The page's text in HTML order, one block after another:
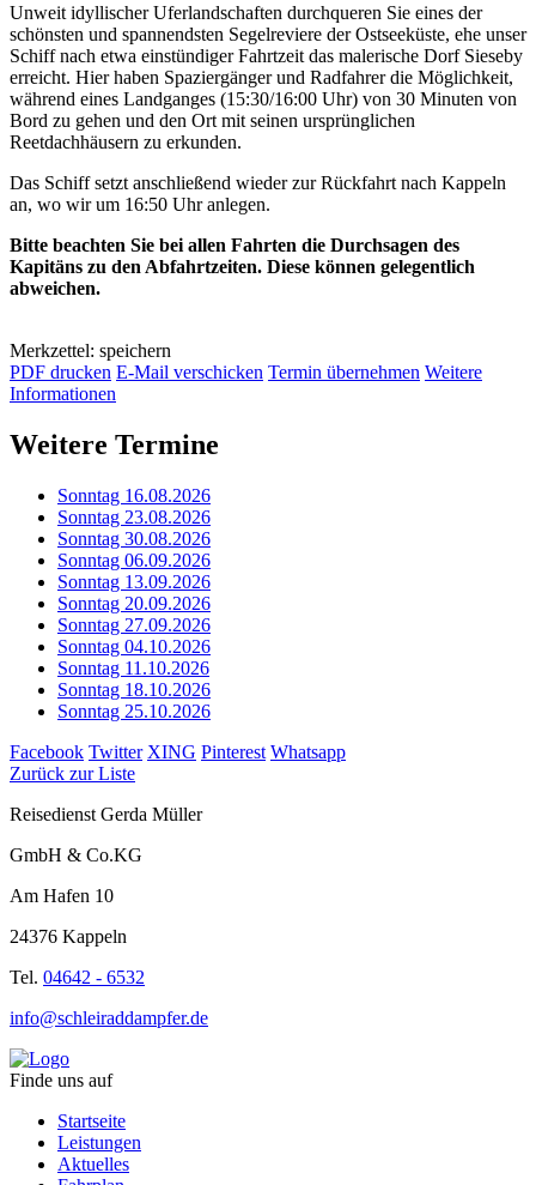
Unweit idyllischer Uferlandschaften durchqueren Sie eines der
schönsten und spannendsten Segelreviere der Ostseeküste, ehe unser
Schiff nach etwa einstündiger Fahrtzeit das malerische Dorf Sieseby
erreicht. Hier haben Spaziergänger und Radfahrer die Möglichkeit,
während eines Landganges (15:30/16:00 Uhr) von 30 Minuten von
Bord zu gehen und den Ort mit seinen ursprünglichen
Reetdachhäusern zu erkunden.
Das Schiff setzt anschließend wieder zur Rückfahrt nach Kappeln
an, wo wir um 16:50 Uhr anlegen.
Bitte beachten Sie bei allen Fahrten die Durchsagen des
Kapitäns zu den Abfahrtzeiten. Diese können gelegentlich
abweichen.
Merkzettel: speichern
PDF drucken E-Mail verschicken Termin übernehmen Weitere
Informationen
Weitere Termine
Sonntag 16.08.2026
Sonntag 23.08.2026
Sonntag 30.08.2026
Sonntag 06.09.2026
Sonntag 13.09.2026
Sonntag 20.09.2026
Sonntag 27.09.2026
Sonntag 04.10.2026
Sonntag 11.10.2026
Sonntag 18.10.2026
Sonntag 25.10.2026
Facebook Twitter XING Pinterest Whatsapp
Zurück zur Liste
Reisedienst Gerda Müller
GmbH & Co.KG
Am Hafen 10
24376 Kappeln
Tel. 04642 - 6532
info@schleiraddampfer.de
Finde uns auf
Startseite
Leistungen
Aktuelles